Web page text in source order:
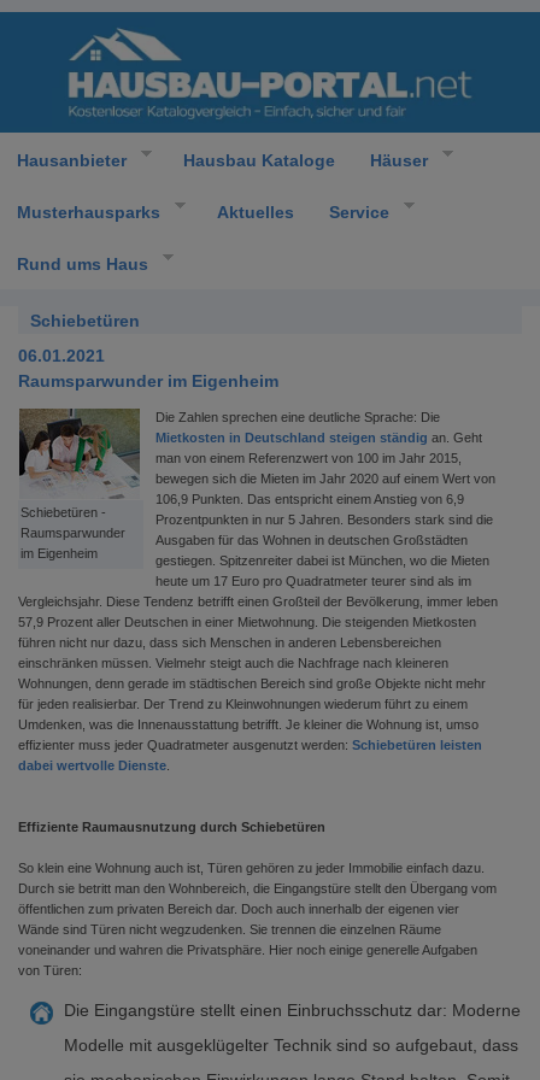
Hausanbieter Hausbau Kataloge Häuser
Musterhausparks Aktuelles Service
Rund ums Haus
Schiebetüren
06.01.2021
Raumsparwunder im Eigenheim
Schiebetüren -
Raumsparwunder
im Eigenheim
Die Zahlen sprechen eine deutliche Sprache: Die
Mietkosten in Deutschland steigen ständig an. Geht
man von einem Referenzwert von 100 im Jahr 2015,
bewegen sich die Mieten im Jahr 2020 auf einem Wert von
106,9 Punkten. Das entspricht einem Anstieg von 6,9
Prozentpunkten in nur 5 Jahren. Besonders stark sind die
Ausgaben für das Wohnen in deutschen Großstädten
gestiegen. Spitzenreiter dabei ist München, wo die Mieten
heute um 17 Euro pro Quadratmeter teurer sind als im
Vergleichsjahr. Diese Tendenz betrifft einen Großteil der Bevölkerung, immer leben
57,9 Prozent aller Deutschen in einer Mietwohnung. Die steigenden Mietkosten
führen nicht nur dazu, dass sich Menschen in anderen Lebensbereichen
einschränken müssen. Vielmehr steigt auch die Nachfrage nach kleineren
Wohnungen, denn gerade im städtischen Bereich sind große Objekte nicht mehr
für jeden realisierbar. Der Trend zu Kleinwohnungen wiederum führt zu einem
Umdenken, was die Innenausstattung betrifft. Je kleiner die Wohnung ist, umso
effizienter muss jeder Quadratmeter ausgenutzt werden: Schiebetüren leisten
dabei wertvolle Dienste
Effiziente Raumausnutzung durch Schiebetüren
So klein eine Wohnung auch ist, Türen gehören zu jeder Immobilie einfach dazu.
Durch sie betritt man den Wohnbereich, die Eingangstüre stellt den Übergang vom
öffentlichen zum privaten Bereich dar. Doch auch innerhalb der eigenen vier
Wände sind Türen nicht wegzudenken. Sie trennen die einzelnen Räume
voneinander und wahren die Privatsphäre. Hier noch einige generelle Aufgaben
von Türen:
Die Eingangstüre stellt einen Einbruchsschutz dar: Moderne
Modelle mit ausgeklügelter Technik sind so aufgebaut, dass